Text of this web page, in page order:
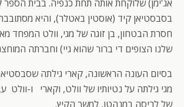
אג'ימן) שלוקחת אותה תחת כנפיה. בבית
בסבסטיאן קיד (אוסטין באטלר), והיא
חסרת הבטחון, בן זוגה של מגי, וולט המפחד
שלנו הצופים די ברור שהוא גיי) וחברתה
בסיום העונה הראשונה, קארי גילתה
מגי גילתה על נטיותיו של וולט, וקארי ו-וולט
של לריסה במנהטן, למשך הקיץ.